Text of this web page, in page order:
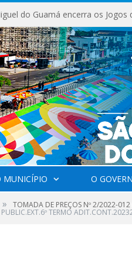
MUNICÍPIO O
» TOMADA DE PREÇOS Nº 2/2022-
PUBLIC.EXT.6º TERMO